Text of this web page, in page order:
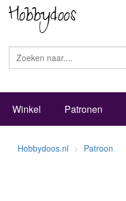
Winkel Patronen
Hobbydoos.nl Patroon